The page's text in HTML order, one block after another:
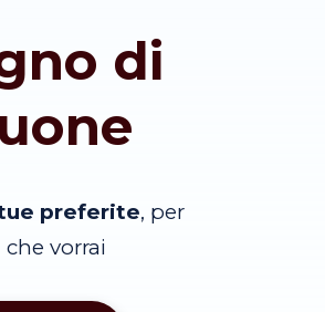
di
preferite, per
vorrai